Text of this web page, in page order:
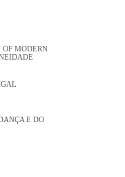
OF MODERN
E DO